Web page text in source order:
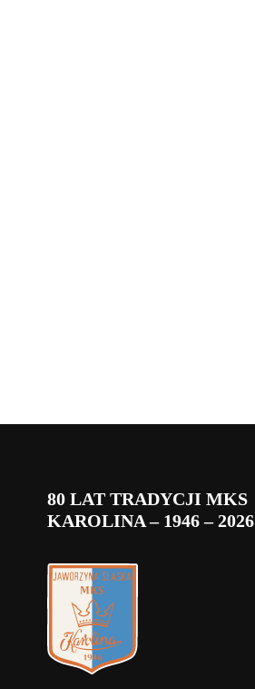
80 LAT TRADYCJI MKS
KAROLINA – 1946 – 2026